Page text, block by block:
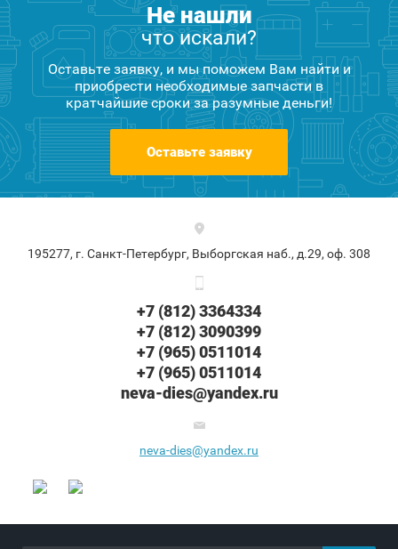
Не нашли
что искали?
Оставьте заявку, и мы поможем Вам найти и
приобрести необходимые запчасти в
кратчайшие сроки за разумные деньги!
Оставьте заявку
195277, г. Санкт-Петербург, Выборгская наб., д.29, оф. 308
+7 (812) 3364334
+7 (812) 3090399
+7 (965) 0511014
+7 (965) 0511014
neva-dies@yandex.ru
neva-dies@yandex.ru